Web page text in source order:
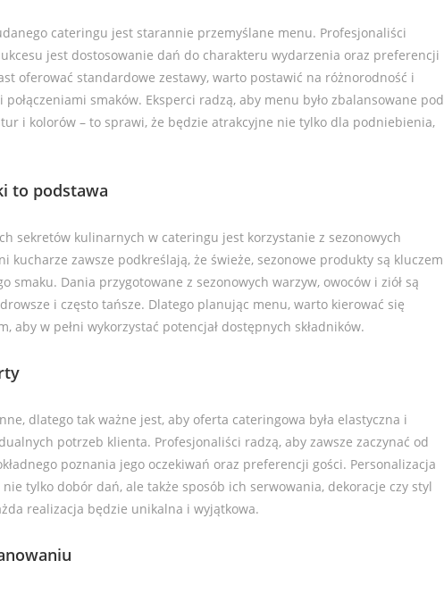
cateringu jest starannie przemyślane menu. Profesjonaliści
jest dostosowanie dań do charakteru wydarzenia oraz preferencji
oferować standardowe zestawy, warto postawić na różnorodność i
smaków. Eksperci radzą, aby menu było zbalansowane pod
i kolorów – to sprawi, że będzie atrakcyjne nie tylko dla podniebienia,
to podstawa
sekretów kulinarnych w cateringu jest korzystanie z sezonowych
kucharze zawsze podkreślają, że świeże, sezonowe produkty są kluczem
smaku. Dania przygotowane z sezonowych warzyw, owoców i ziół są
i często tańsze. Dlatego planując menu, warto kierować się
aby w pełni wykorzystać potencjał dostępnych składników.
dlatego tak ważne jest, aby oferta cateringowa była elastyczna i
potrzeb klienta. Profesjonaliści radzą, aby zawsze zaczynać od
poznania jego oczekiwań oraz preferencji gości. Personalizacja
tylko dobór dań, ale także sposób ich serwowania, dekoracje czy styl
realizacja będzie unikalna i wyjątkowa.